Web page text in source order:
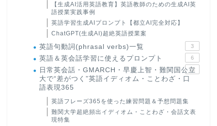
【生成AI活用英語教育】英語教師のための生成AI英
語授業実践事例
英語学習生成AIプロンプト【都立AI完全対応】
ChatGPT(生成AI)超絶英語授業案
英語句動詞(phrasal verbs)一覧 3
英語＆英会話学習に使えるプロンプト 6
日常英会話・GMARCH・早慶上智・難関国公立
大で“差がつく”英語イディオム・ことわざ・口
語表現365
22
英語フレーズ365を使った練習問題＆予想問題集
難関大学超絶頻出イディオム・ことわざ・会話文表
現特集